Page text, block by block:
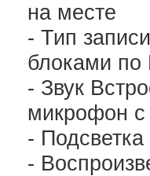
на месте
- Тип
блоками
- Звук
микрофон с
-
-